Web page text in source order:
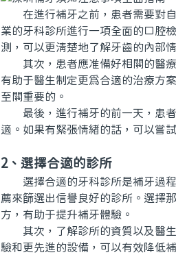
在進行補牙之前，患者需要對自
業的牙科診所進行一項全面的口腔
測，可以更清楚地了解牙齒的內部
其次，患者應准備好相關的醫療
有助于醫生制定更爲合適的治療方
至關重要的。
最後，進行補牙的前一天，患者
適。如果有緊張情緒的話，可以嘗
2、選擇合適的診所
選擇合適的牙科診所是補牙過程
薦來篩選出信譽良好的診所。選擇
方，有助于提升補牙體驗。
其次，了解診所的資質以及醫生
驗和更先進的設備，可以有效降低